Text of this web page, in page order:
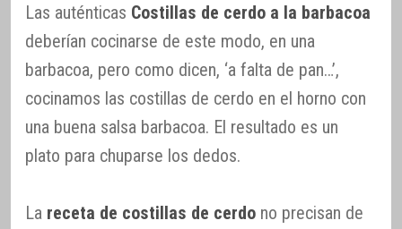
Las auténticas Costillas de cerdo a la barbacoa
deberían cocinarse de este modo, en una
barbacoa, pero como dicen, ‘a falta de pan…’,
cocinamos las costillas de cerdo en el horno con
una buena salsa barbacoa. El resultado es un
plato para chuparse los dedos.
La receta de costillas de cerdo no precisan de